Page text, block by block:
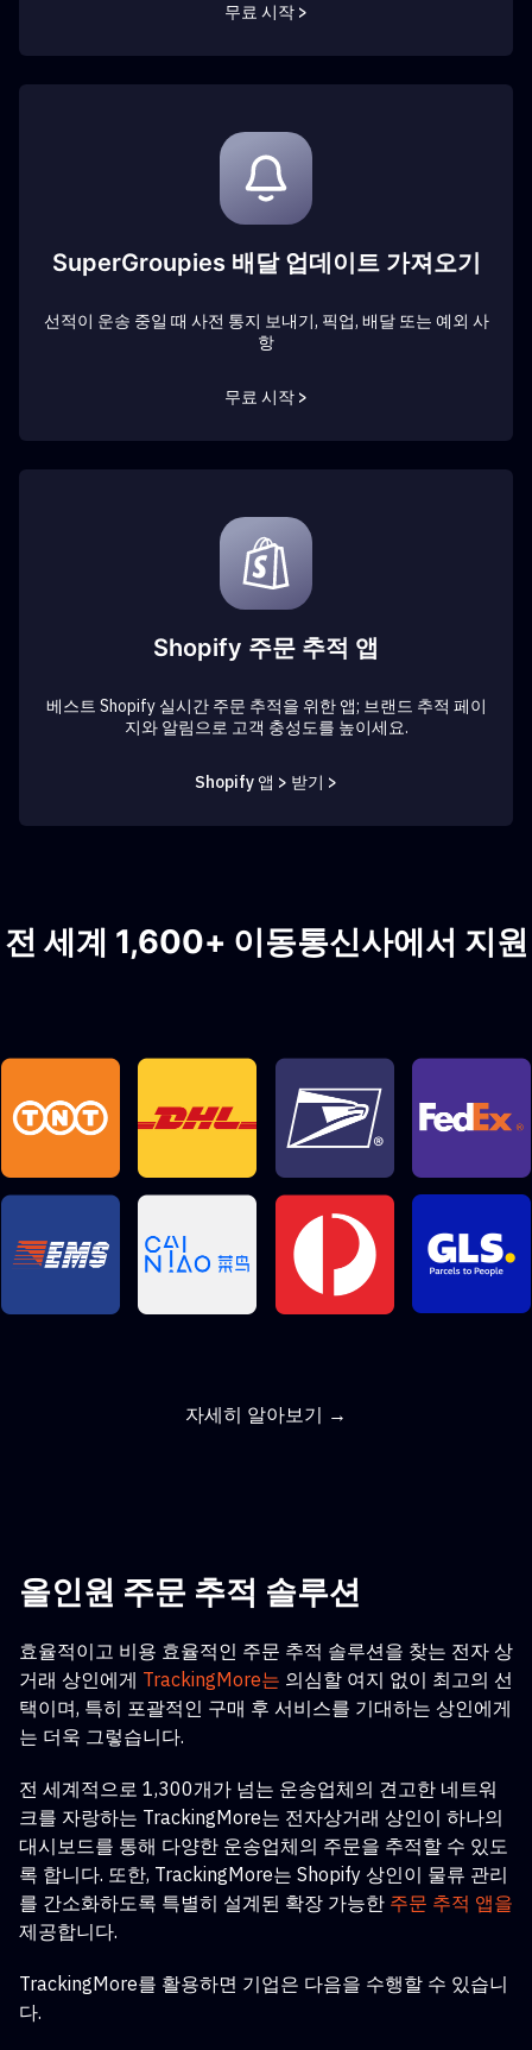
무료 시작 >
SuperGroupies 배달 업데이트 가져오기
선적이 운송 중일 때 사전 통지 보내기, 픽업, 배달 또는 예외 사
항
무료 시작 >
Shopify 주문 추적 앱
베스트 Shopify 실시간 주문 추적을 위한 앱; 브랜드 추적 페이
지와 알림으로 고객 충성도를 높이세요.
Shopify 앱 > 받기 >
전 세계 1,600+ 이동통신사에서 지원
자세히 알아보기 →
올인원 주문 추적 솔루션
효율적이고 비용 효율적인 주문 추적 솔루션을 찾는 전자 상
거래 상인에게 TrackingMore는 의심할 여지 없이 최고의 선
택이며, 특히 포괄적인 구매 후 서비스를 기대하는 상인에게
는 더욱 그렇습니다.
전 세계적으로 1,300개가 넘는 운송업체의 견고한 네트워
크를 자랑하는 TrackingMore는 전자상거래 상인이 하나의
대시보드를 통해 다양한 운송업체의 주문을 추적할 수 있도
록 합니다. 또한, TrackingMore는 Shopify 상인이 물류 관리
를 간소화하도록 특별히 설계된 확장 가능한 주문 추적 앱을
제공합니다.
TrackingMore를 활용하면 기업은 다음을 수행할 수 있습니
다.